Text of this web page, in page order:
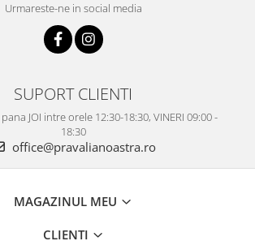
Urmareste-ne in social media
SUPORT CLIENTI
JOI intre orele 12:30-18:30, VINERI 09:00 -
18:30
office@pravalianoastra.ro
MAGAZINUL MEU
CLIENTI